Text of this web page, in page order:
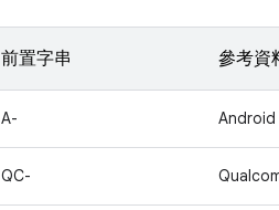
前置字串 參考資
A- Android
QC-